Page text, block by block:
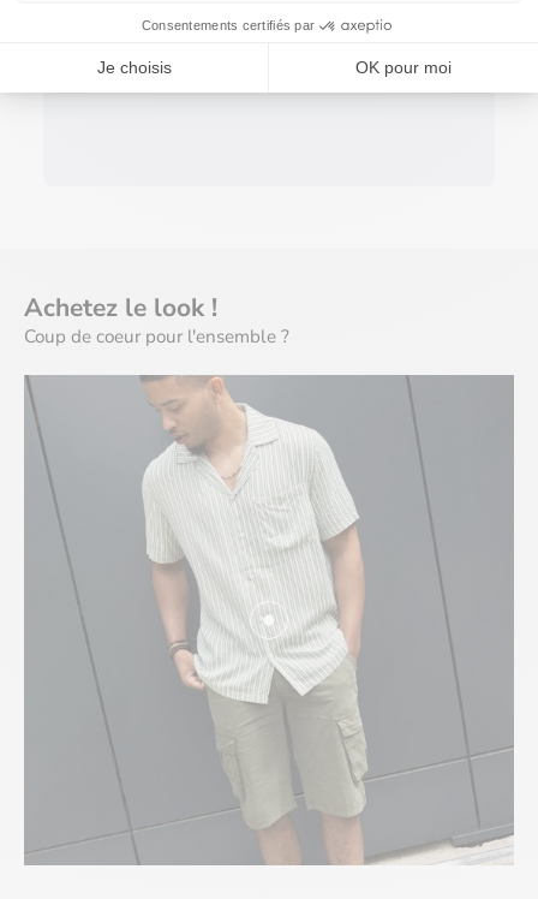
Soyez le premier à rédiger un avis
AFFICHER LES PRODUITS
Achetez le look !
Coup de coeur pour l'ensemble ?